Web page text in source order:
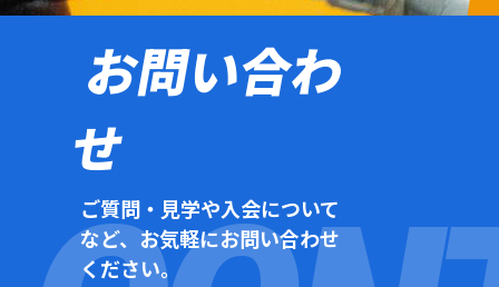
お問い合わ
せ
ご質問・見学や入会について
など、お気軽にお問い合わせ
ください。